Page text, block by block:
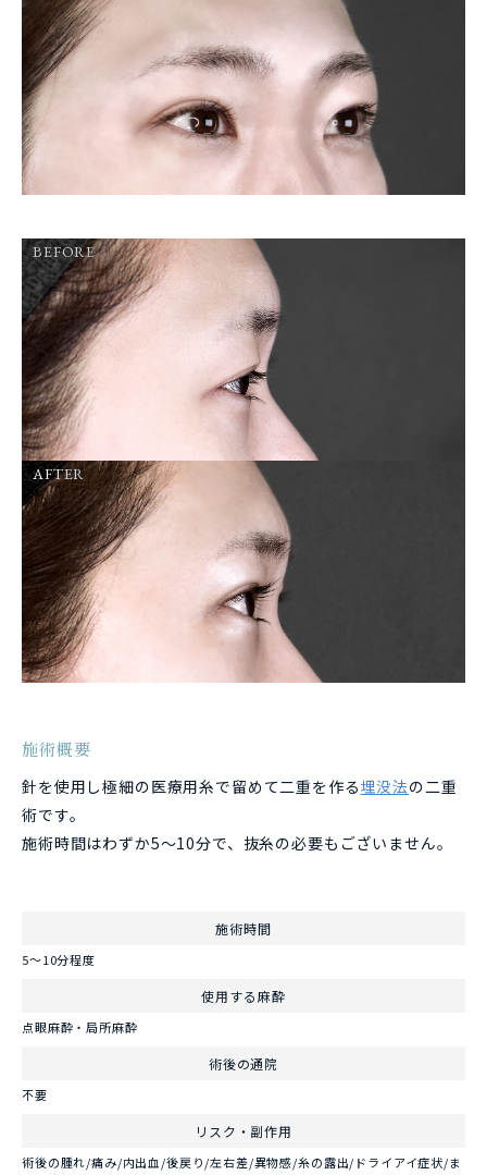
BEFORE
AFTER
施術概要
針を使用し極細の医療用糸で留めて二重を作る埋没法の二重
術です。
施術時間はわずか5～10分で、抜糸の必要もございません。
施術時間
5～10分程度
使用する麻酔
点眼麻酔・局所麻酔
術後の通院
不要
リスク・副作用
術後の腫れ/痛み/内出血/後戻り/左右差/異物感/糸の露出/ドライアイ症状/ま